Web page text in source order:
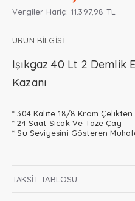
Vergiler Hariç: 11.397,98 TL
ÜRÜN BILGISI
Işıkgaz 40 Lt 2 Demlik
Kazanı
* 304 Kalite 18/8 Krom Çelikten
* 24 Saat Sıcak Ve Taze Çay
* Su Seviyesini Gösteren
TAKSIT TABLOSU